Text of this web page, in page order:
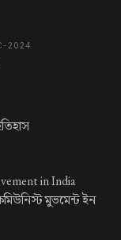
2024
in India
মুভমেন্ট ইন